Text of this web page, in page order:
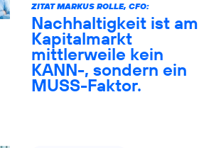
ZITAT MARKUS ROLLE, CFO:
Nachhaltigkeit ist am
Kapitalmarkt
mittlerweile kein
KANN-, sondern ein
MUSS-Faktor.